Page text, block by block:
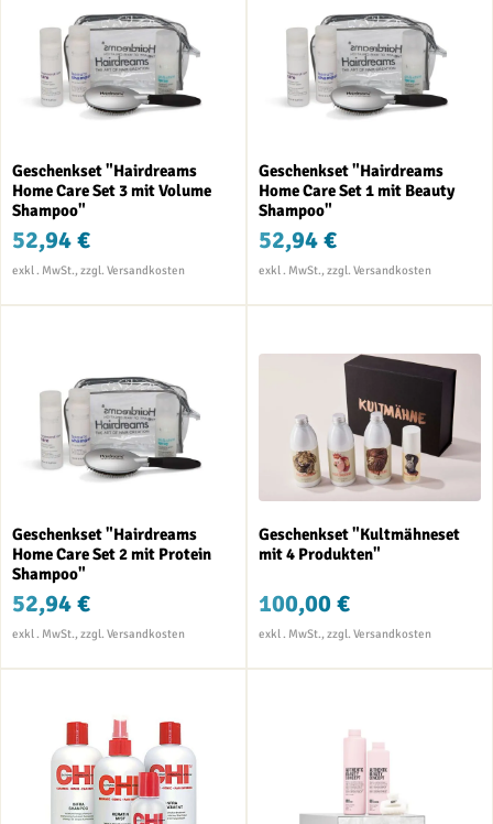
Geschenkset "Hairdreams
Home Care Set 3 mit Volume
Shampoo"
52,94 €
Geschenkset "Hairdreams
Home Care Set 1 mit Beauty
Shampoo"
52,94 €
Geschenkset "Hairdreams
Home Care Set 2 mit Protein
Shampoo"
52,94 €
Geschenkset "Kultmähneset
mit 4 Produkten"
100,00 €